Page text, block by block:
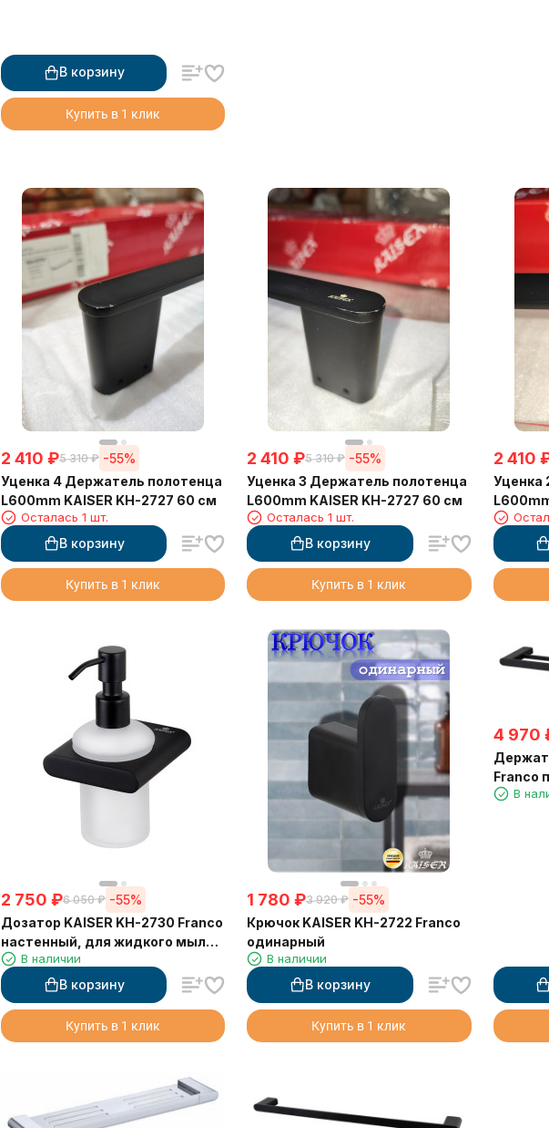
В корзину
Купить в 1 клик
2 410 ₽5 310 ₽ -55%
Уценка 4 Держатель полотенца
L600mm KAISER KH-2727 60 см
Осталась 1 шт.
В корзину
Купить в 1 клик
2 410 ₽5 310 ₽ -55%
Уценка 3 Держатель полотенца
L600mm KAISER KH-2727 60 см
Осталась 1 шт.
В корзину
Купить в 1 клик
2 410
Уценка
2 750 ₽6 050 ₽ -55%
Дозатор KAISER KH-2730 Franco
настенный, для жидкого мыла,
черный матовый
В наличии
В корзину
Купить в 1 клик
1 780 ₽3 920 ₽ -55%
Крючок KAISER KH-2722 Franco
одинарный
В наличии
В корзину
Купить в 1 клик
4 970
Franco
см В